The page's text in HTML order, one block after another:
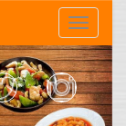
Toggle